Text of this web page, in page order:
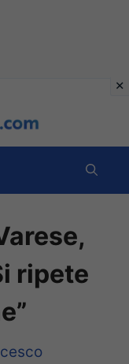
ripete